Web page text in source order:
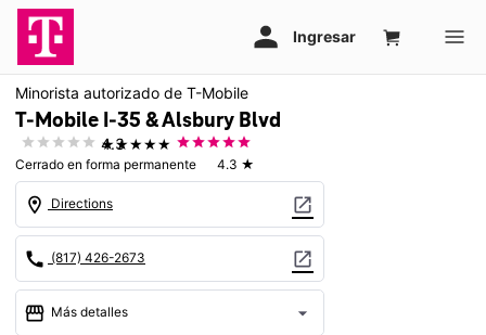
Minorista autorizado de T-Mobile
T-Mobile I-35 & Alsbury Blvd
★★★★★
4.3
Cerrado en forma permanente 4.3 ★
location_on Directions open_in_new
call (817) 426-2673 open_in_new
storefront Más detalles arrow_drop_down